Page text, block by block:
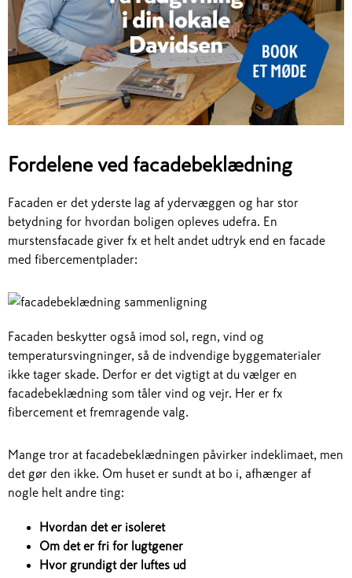
Fordelene ved facadebeklædning
Facaden er det yderste lag af ydervæggen og har stor
betydning for hvordan boligen opleves udefra. En
murstensfacade giver fx et helt andet udtryk end en facade
med fibercementplader:
Facaden beskytter også imod sol, regn, vind og
temperatursvingninger, så de indvendige byggematerialer
ikke tager skade. Derfor er det vigtigt at du vælger en
facadebeklædning som tåler vind og vejr. Her er fx
fibercement et fremragende valg.
Mange tror at facadebeklædningen påvirker indeklimaet, men
det gør den ikke. Om huset er sundt at bo i, afhænger af
nogle helt andre ting:
Hvordan det er isoleret
Om det er fri for lugtgener
Hvor grundigt der luftes ud